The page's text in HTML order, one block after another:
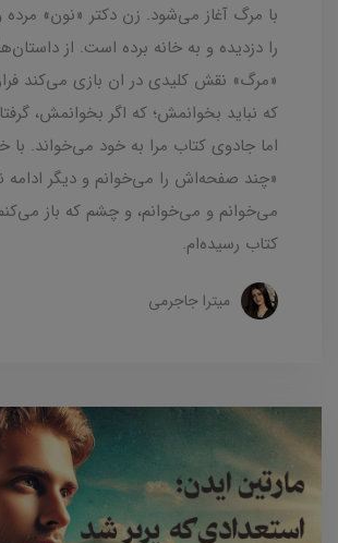
با مرگ آغاز می‌شود. زن دکتر «نون» مرده
را دزدیده و به خانه برده است. از
«مرگ» نقش کلیدی در ان بازی می‌کند
که نباید بخوانمش؛ که اگر بخوانمش،
اما جادوی کتاب مرا به خود می‌خواند. با
«چند صفحه‌اش را می‌خوانم و دیگر ادامه
می‌خوانم و می‌خوانم، و چشم که باز
کتاب رسیده‌ام.
میترا جاجرمی